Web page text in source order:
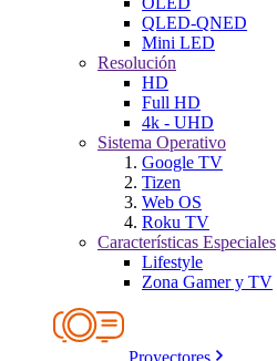
QLED-QNED
Mini LED
Resolución
HD
Full HD
4k - UHD
Sistema Operativo
Google TV
Tizen
Web OS
Roku TV
Características Especiales
Lifestyle
Zona Gamer y TV
Proyectores